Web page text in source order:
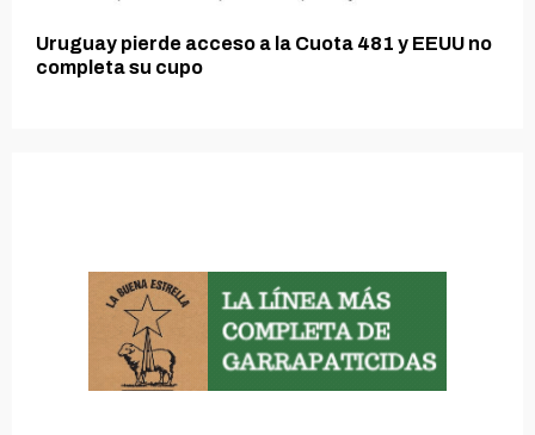
Uruguay pierde acceso a la Cuota 481 y EEUU no
completa su cupo